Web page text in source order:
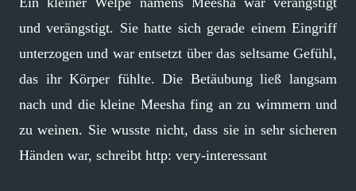
und verängstigt. Sie hatte sich gerade einem Eingriff
unterzogen und war entsetzt über das seltsame Gefühl,
das ihr Körper fühlte. Die Betäubung ließ langsam
nach und die kleine Meesha fing an zu wimmern und
zu weinen. Sie wusste nicht, dass sie in sehr sicheren
Händen war, schreibt http: very-interessant